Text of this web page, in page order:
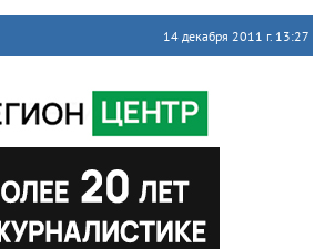
14 декабря 2011 г. 13:27